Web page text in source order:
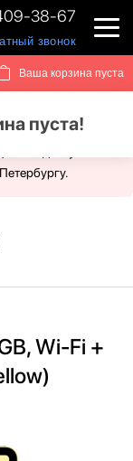
38-67
звонок
Ваша корзина пуста
пуста!
Вас доступен
Wi-Fi +